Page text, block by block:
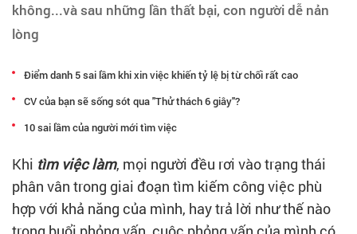
không...và sau những lần thất bại, con người dễ nản
lòng
Điểm danh 5 sai lầm khi xin việc khiến tỷ lệ bị từ chối rất cao
CV của bạn sẽ sống sót qua "Thử thách 6 giây"?
10 sai lầm của người mới tìm việc
Khi tìm việc làm, mọi người đều rơi vào trạng thái
phân vân trong giai đoạn tìm kiếm công việc phù
hợp với khả năng của mình, hay trả lời như thế nào